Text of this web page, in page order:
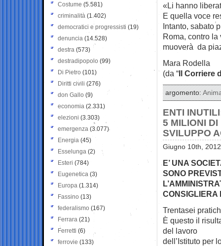
«Li hanno
E quella voce
Intanto, sabato
Roma, contro
muoverà da
Mara Rodella
(da “Il Corriere
argomento:
ENTI
5 MILIONI DI
SVILUPPO
Giugno 10th,
E’ UNA
SONO
CONSIGLIERA
Trentasei
È questo il
del lavoro
dell’Istituto per
Costume (5.581)
criminalità (1.402)
democratici e progressisti (19)
denuncia (14.528)
destra (573)
destradipopolo (99)
Di Pietro (101)
Diritti civili (276)
don Gallo (9)
economia (2.331)
elezioni (3.303)
emergenza (3.077)
Energia (45)
Esselunga (2)
Esteri (784)
Eugenetica (3)
Europa (1.314)
Fassino (13)
federalismo (167)
Ferrara (21)
Ferretti (6)
ferrovie (133)